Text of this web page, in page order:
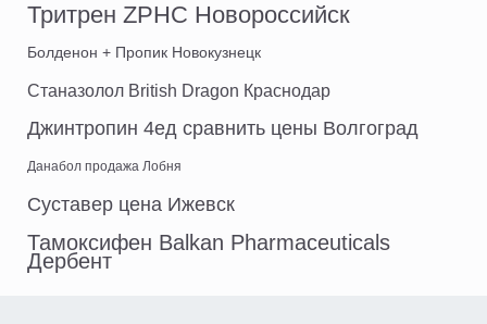
Тритрен ZPHC Новороссийск
Болденон + Пропик Новокузнецк
Станазолол British Dragon Краснодар
Джинтропин 4ед сравнить цены Волгоград
Данабол продажа Лобня
Суставер цена Ижевск
Тамоксифен Balkan Pharmaceuticals
Дербент